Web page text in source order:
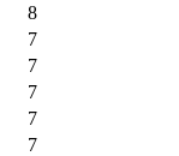
8
7
7
7
7
7